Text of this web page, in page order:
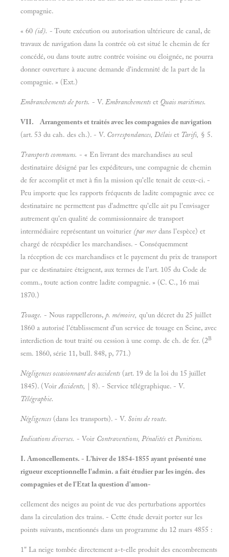
compagnie.
« 60 (id). - Toute exécution ou autorisation ultérieure de canal, de
travaux de navigation dans la contrée où est situé le chemin de fer
concédé, ou dans toute autre contrée voisine ou éloignée, ne pourra
donner ouverture à aucune demande d'indemnité de la part de la
compagnie. » (Ext.)
Embranchements de ports. - V. Embranchements et Quais maritimes.
VII. Arrangements et traités avec les compagnies de navigation
(art. 53 du cah. des ch.). - V. Correspondances, Délais et Tarifs, § 5.
Transports communs. - « En livrant des marchandises au seul
destinataire désigné par les expéditeurs, une compagnie de chemin
de fer accomplit et met à fin la mission qu'elle tenait de ceux-ci. -
Peu importe que les rapports fréquents de ladite compagnie avec ce
destinataire ne permettent pas d'admettre qu'elle ait pu l'envisager
autrement qu'en qualité de commissionnaire de transport
intermédiaire représentant un voiturier (par merdans l'espèce) et
chargé de réexpédier les marchandises. - Conséquemment
la réception de ces marchandises et le payement du prix de transport
par ce destinataire éteignent, aux termes de l'art. 105 du Code de
comm., toute action contre ladite compagnie. » (C. C., 16 mai
1870.)
Touage. - Nous rappellerons, p. mémoire, qu'un décret du 25 juillet
1860 a autorisé l'établissement d'un service de touage en Seine, avec
interdiction de tout traité ou cession à une comp. de ch. de fer. (2B
sem. 1860, série 11, bull. 848, p, 771.)
Négligences occasionnant des accidents (art. 19 de la loi du 15 juillet
1845). (VoirAccidents, | 8). - Service télégraphique. - V.
Télégraphie.
Négligences (dans les transports). - V. Soins de route.
Indications diverses. - Voir Contraventions, Pénalités etPunitions.
I. Amoncellements. - L'hiver de 1854-1855 ayant présenté une
rigueur exceptionnelle l'admin. a fait étudier par les ingén. des
compagnies et de l'Etat la question d'amon-
cellement des neiges au point de vue des perturbations apportées
dans la circulation des trains. - Cette étude devait porter sur les
points suivants, mentionnés dans un programme du 12 mars 4855 :
1" La neige tombée directement a-t-elle produit des encombrements